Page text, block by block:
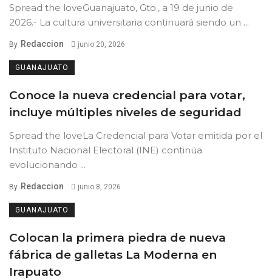
Spread the loveGuanajuato, Gto., a 19 de junio de
2026.- La cultura universitaria continuará siendo un ...
By Redaccion junio 20, 2026
GUANAJUATO
Conoce la nueva credencial para votar,
incluye múltiples niveles de seguridad
Spread the loveLa Credencial para Votar emitida por el
Instituto Nacional Electoral (INE) continúa
evolucionando ...
By Redaccion junio 8, 2026
GUANAJUATO
Colocan la primera piedra de nueva
fábrica de galletas La Moderna en
Irapuato